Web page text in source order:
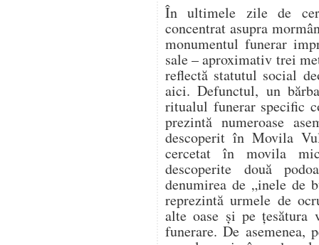
În ultimele zile de
concentrat asupra
monumentul funerar
sale – aproximativ trei
reflectă statutul social
aici. Defunctul, un
ritualul funerar specific
prezintă numeroase
descoperit în Movila
cercetat în movila
descoperite două
denumirea de „inele de
reprezintă urmele de
alte oase și pe țesătura
funerare. De asemenea,